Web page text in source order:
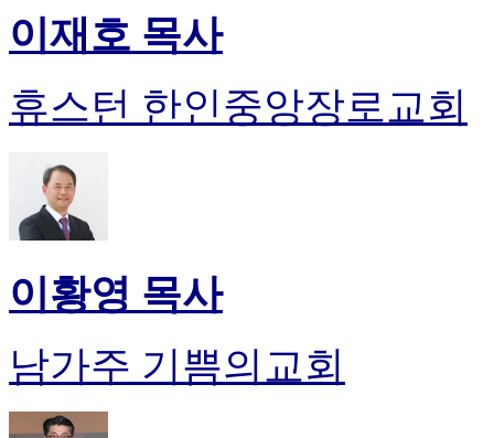
이재호 목사
휴스턴 한인중앙장로교회
이황영 목사
남가주 기쁨의교회